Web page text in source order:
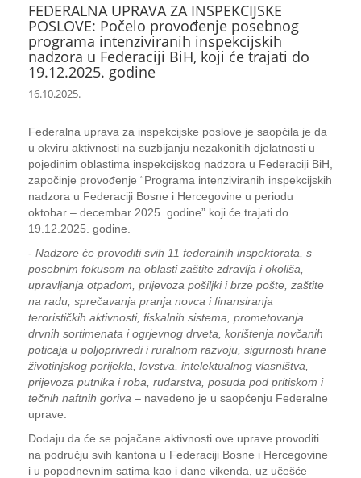
FEDERALNA UPRAVA ZA INSPEKCIJSKE
POSLOVE: Počelo provođenje posebnog
programa intenziviranih inspekcijskih
nadzora u Federaciji BiH, koji će trajati do
19.12.2025. godine
16.10.2025.
Federalna uprava za inspekcijske poslove je saopćila je da
u okviru aktivnosti na suzbijanju nezakonitih djelatnosti u
pojedinim oblastima inspekcijskog nadzora u Federaciji BiH,
započinje provođenje “Programa intenziviranih inspekcijskih
nadzora u Federaciji Bosne i Hercegovine u periodu
oktobar – decembar 2025. godine” koji će trajati do
19.12.2025. godine.
- Nadzore će provoditi svih 11 federalnih inspektorata, s
posebnim fokusom na oblasti zaštite zdravlja i okoliša,
upravljanja otpadom, prijevoza pošiljki i brze pošte, zaštite
na radu, sprečavanja pranja novca i finansiranja
terorističkih aktivnosti, fiskalnih sistema, prometovanja
drvnih sortimenata i ogrjevnog drveta, korištenja novčanih
poticaja u poljoprivredi i ruralnom razvoju, sigurnosti hrane
životinjskog porijekla, lovstva, intelektualnog vlasništva,
prijevoza putnika i roba, rudarstva, posuda pod pritiskom i
tečnih naftnih goriva – navedeno je u saopćenju Federalne
uprave.
Dodaju da će se pojačane aktivnosti ove uprave provoditi
na području svih kantona u Federaciji Bosne i Hercegovine
i u popodnevnim satima kao i dane vikenda, uz učešće